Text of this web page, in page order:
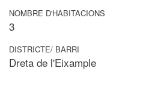
NOMBRE D'HABITACIONS
3
DISTRICTE/ BARRI
Dreta de l'Eixample